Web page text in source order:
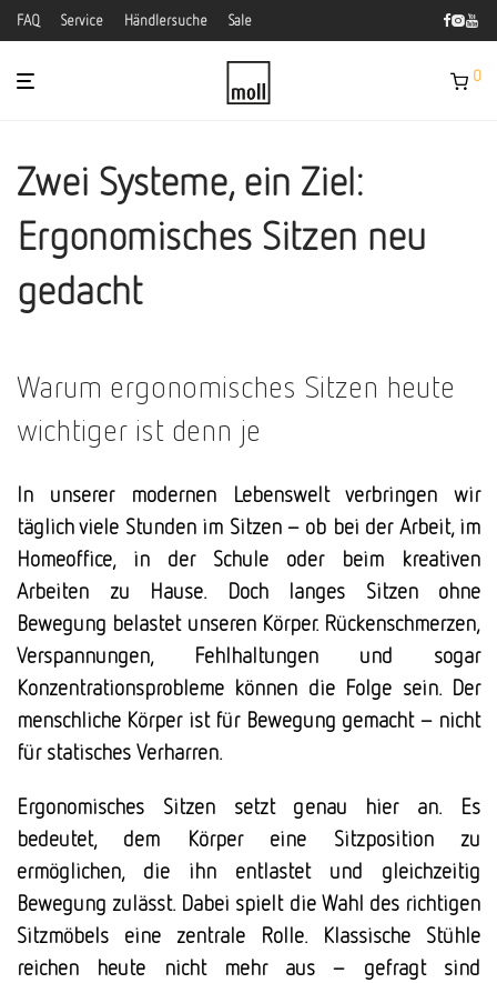
FAQ Service Händlersuche Sale
0
Zwei Systeme, ein Ziel:
Ergonomisches Sitzen neu
gedacht
Warum ergonomisches Sitzen heute
wichtiger ist denn je
In unserer modernen Lebenswelt verbringen wir
täglich viele Stunden im Sitzen – ob bei der Arbeit, im
Homeoffice, in der Schule oder beim kreativen
Arbeiten zu Hause. Doch langes Sitzen ohne
Bewegung belastet unseren Körper. Rückenschmerzen,
Verspannungen, Fehlhaltungen und sogar
Konzentrationsprobleme können die Folge sein. Der
menschliche Körper ist für Bewegung gemacht – nicht
für statisches Verharren.
Ergonomisches Sitzen setzt genau hier an. Es
bedeutet, dem Körper eine Sitzposition zu
ermöglichen, die ihn entlastet und gleichzeitig
Bewegung zulässt. Dabei spielt die Wahl des richtigen
Sitzmöbels eine zentrale Rolle. Klassische Stühle
reichen heute nicht mehr aus – gefragt sind